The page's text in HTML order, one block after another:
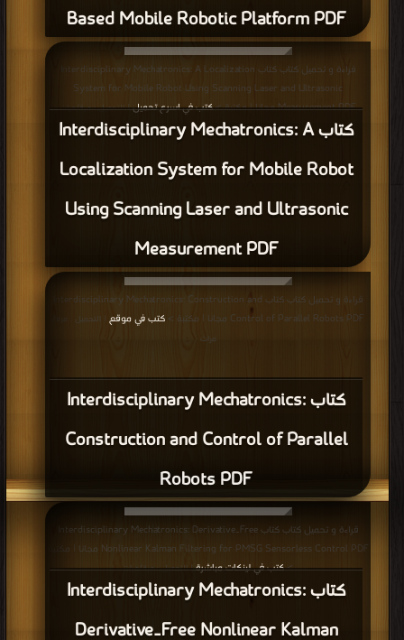
Based Mobile Robotic Platform PDF
كتاب Interdisciplinary Mechatronics: A
Localization System for Mobile Robot
Using Scanning Laser and Ultrasonic
Measurement PDF
قراءة و تحميل كتاب كتاب Interdisciplinary Mechatronics: A Localization
System for Mobile Robot Using Scanning Laser and Ultrasonic
Measurement PDF مجانا | مكتبة >
كتب في اسرع تحميل| التحميل : مرة/مرات
كتاب Interdisciplinary Mechatronics:
Construction and Control of Parallel
Robots PDF
قراءة و تحميل كتاب كتاب Interdisciplinary Mechatronics: Construction and
Control of Parallel Robots PDF مجانا | مكتبة >
كتب في موقع
| التحميل : مرة/
مرات
كتاب Interdisciplinary Mechatronics:
Derivative‐Free Nonlinear Kalman
قراءة و تحميل كتاب كتاب Interdisciplinary Mechatronics: Derivative‐Free
Nonlinear Kalman Filtering for PMSG Sensorless Control PDF مجانا | مكتبة
>كتب في لينكات مباشرة| التحميل : مرة/مرات